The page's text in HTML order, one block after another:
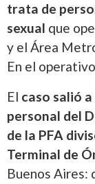
trata de
sexual que
y el Área
En el
El caso salió
personal del
de la PFA
Terminal de
Buenos Aires: